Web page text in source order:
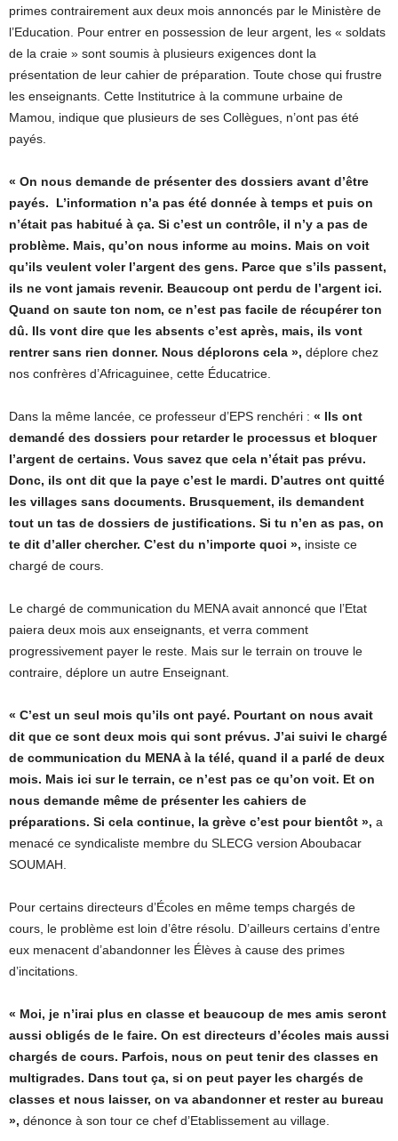
primes contrairement aux deux mois annoncés par le Ministère de
l’Education. Pour entrer en possession de leur argent, les « soldats
de la craie » sont soumis à plusieurs exigences dont la
présentation de leur cahier de préparation. Toute chose qui frustre
les enseignants. Cette Institutrice à la commune urbaine de
Mamou, indique que plusieurs de ses Collègues, n’ont pas été
payés.
« On nous demande de présenter des dossiers avant d’être
payés. L’information n’a pas été donnée à temps et puis on
n’était pas habitué à ça. Si c’est un contrôle, il n’y a pas de
problème. Mais, qu’on nous informe au moins. Mais on voit
qu’ils veulent voler l’argent des gens. Parce que s’ils passent,
ils ne vont jamais revenir. Beaucoup ont perdu de l’argent ici.
Quand on saute ton nom, ce n’est pas facile de récupérer ton
dû. Ils vont dire que les absents c’est après, mais, ils vont
rentrer sans rien donner. Nous déplorons cela », déplore chez
nos confrères d’Africaguinee, cette Éducatrice.
Dans la même lancée, ce professeur d’EPS renchéri : « Ils ont
demandé des dossiers pour retarder le processus et bloquer
l’argent de certains. Vous savez que cela n’était pas prévu.
Donc, ils ont dit que la paye c’est le mardi. D’autres ont quitté
les villages sans documents. Brusquement, ils demandent
tout un tas de dossiers de justifications. Si tu n’en as pas, on
te dit d’aller chercher. C’est du n’importe quoi », insiste ce
chargé de cours.
Le chargé de communication du MENA avait annoncé que l’Etat
paiera deux mois aux enseignants, et verra comment
progressivement payer le reste. Mais sur le terrain on trouve le
contraire, déplore un autre Enseignant.
« C’est un seul mois qu’ils ont payé. Pourtant on nous avait
dit que ce sont deux mois qui sont prévus. J’ai suivi le chargé
de communication du MENA à la télé, quand il a parlé de deux
mois. Mais ici sur le terrain, ce n’est pas ce qu’on voit. Et on
nous demande même de présenter les cahiers de
préparations. Si cela continue, la grève c’est pour bientôt », a
menacé ce syndicaliste membre du SLECG version Aboubacar
SOUMAH.
Pour certains directeurs d’Écoles en même temps chargés de
cours, le problème est loin d’être résolu. D’ailleurs certains d’entre
eux menacent d’abandonner les Élèves à cause des primes
d’incitations.
« Moi, je n’irai plus en classe et beaucoup de mes amis seront
aussi obligés de le faire. On est directeurs d’écoles mais aussi
chargés de cours. Parfois, nous on peut tenir des classes en
multigrades. Dans tout ça, si on peut payer les chargés de
classes et nous laisser, on va abandonner et rester au bureau
», dénonce à son tour ce chef d’Etablissement au village.